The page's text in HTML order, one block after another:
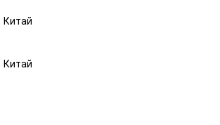
Китай
Китай